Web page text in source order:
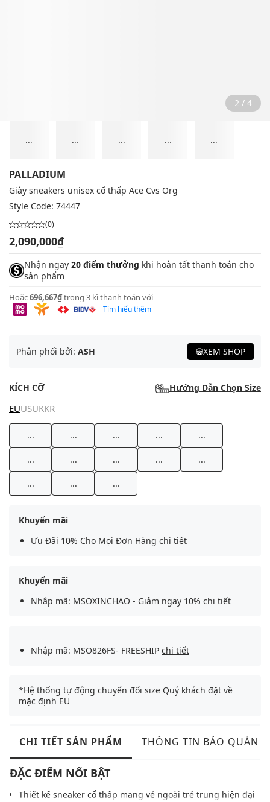
2 / 4
... ... ... ... ...
PALLADIUM
Giày sneakers unisex cổ thấp Ace Cvs Org
Style Code: 74447
(0)
2,090,000₫
Nhận ngay 20 điểm thưởng khi hoàn tất thanh toán cho
sản phẩm
Hoặc696,667₫trong 3 kì thanh toán với
Tìm hiểu thêm
Phân phối bởi: ASH XEM SHOP
KÍCH CỠ Hướng Dẫn Chọn Size
EUUSUKKR
... ... ... ... ...
... ... ... ... ...
... ... ...
Khuyến mãi
Ưu Đãi 10% Cho Mọi Đơn Hàng chi tiết
Khuyến mãi
Nhập mã: MSOXINCHAO - Giảm ngay 10% chi tiết
Nhập mã: MSO826FS- FREESHIP chi tiết
*Hệ thống tự động chuyển đổi size Quý khách đặt về
mặc định EU
CHI TIẾT SẢN PHẨM THÔNG TIN BẢO QUẢN
ĐẶC ĐIỂM NỔI BẬT
Thiết kế sneaker cổ thấp mang vẻ ngoài trẻ trung hiện đại